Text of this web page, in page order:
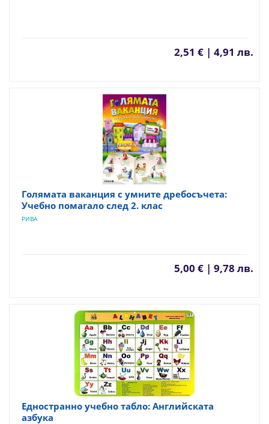
2,51 € | 4,91 лв.
Голямата ваканция с умните дребосъчета:
Учебно помагало след 2. клас
РИВА
5,00 € | 9,78 лв.
Едностранно учебно табло: Английската
азбука